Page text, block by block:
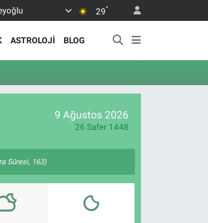
29°
ASTROLOJİ BLOG
9 Ağustos 2026
26 Safer 1448
Sûresi, 163)